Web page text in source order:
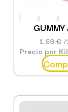
GUMMY
1.69 € /
Precio por